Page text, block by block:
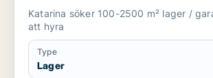
Katarina söker 100-2500 m² lager /
att hyra
Type
Lager